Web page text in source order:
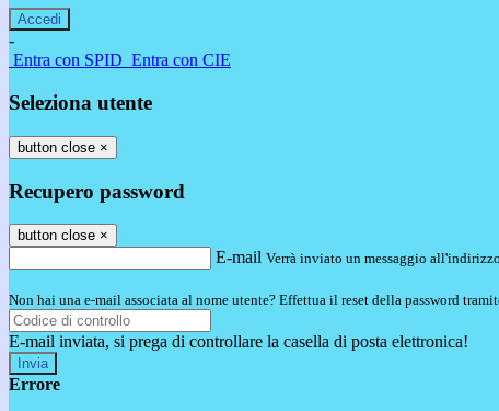
-
Entra con SPID Entra con CIE
Seleziona utente
button close ×
Recupero password
button close ×
E-mail Verrà inviato un messaggio
Non hai una e-mail associata al nome utente? Effettua il reset della password
E-mail inviata, si prega di controllare la casella di posta elettronica!
Errore